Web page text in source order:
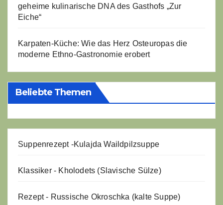
geheime kulinarische DNA des Gasthofs „Zur
Eiche“
Karpaten-Küche: Wie das Herz Osteuropas die
moderne Ethno-Gastronomie erobert
Beliebte Themen
Suppenrezept -Kulajda Waildpilzsuppe
Klassiker - Kholodets (Slavische Sülze)
Rezept - Russische Okroschka (kalte Suppe)